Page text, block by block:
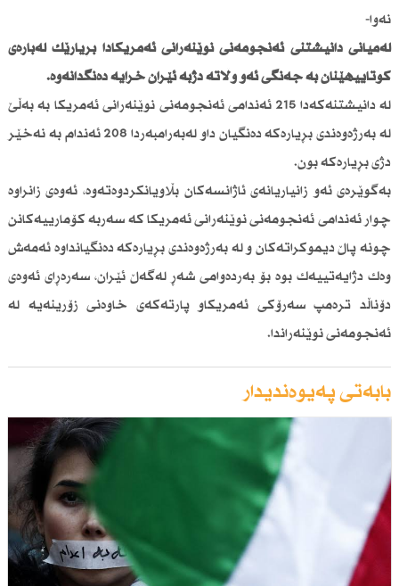
نەوا-
لەمیانی دانیشتنی ئەنجومەنی نوێنەرانی ئەمریكادا بڕیارێك لەبارەی
كۆتاییهێنان بە جەنگی ئەو وڵاتە دژبە ئێران خرایە دەنگدانەوە.
لە دانیشتنەكەدا 215 ئەندامی ئەنجومەنی نوێنەرانی ئەمریكا بە بەڵێ
لە بەرژەوەندی بڕیارەكە دەنگیان داو لەبەرامبەردا 208 ئەندام بە نەخێر
دژی بڕیارەكە بون.
بەگوێرەی ئەو زانیاریانەی ئاژانسەكان بڵاویانكردوەتەوە، ئەوەی زانراوە
چوار ئەندامی ئەنجومەنی نوێنەرانی ئەمریكا كە سەربە كۆمارییەكانن
چونە پاڵ دیموكراتەكان و لە بەرژەوەندی بڕیارەكە دەنگیانداوە ئەمەش
وەك دژایەتییەك بوە بۆ بەردەوامی شەڕ لەگەڵ ئێران، سەرەڕای ئەوەی
دۆناڵد ترەمپ سەرۆكی ئەمریكاو پارتەكەی خاوەنی زۆرینەیە لە
ئەنجومەنی نوێنەراندا.
بابەتی پەیوەندیدار